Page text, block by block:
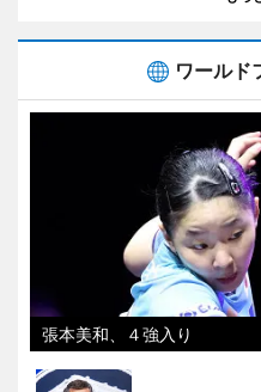
ワールド
張本美和、４強入り